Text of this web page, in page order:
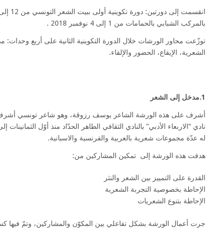
بالمركب الشبابي بالحمامات من 1 إلى 4 نوفمبر 2018 .
توزّعت محاور الورشات خلال الدورة التكوينية الثانية على أربع
الشعرية، الإيقاع، الحضور والإلقاء.
1.مدخل إلى الشعر
أشرف على هذه الورشة الشاعر يوسف رزوقة، وهو شاعر تونسي
نادي “الاربعاء الأدبي” بالنادي الثقافي الطاهر الحدّاد منذ أوّل الثمانينات
له عدّة مجموعات شعرية بالعربية والفرنسية والاسبانية.
هدفت هذه الورشة إلى تمكين المشاركين من:
القدرة على التمييز بين الشعر والنثر
الإحاطة بخصوصية التجربة الشعرية
الإحاطة بتنوع الشعريات
جرت أعمال الورشة بشكل تفاعلي بين المكوّن والمشاركين، وتمّ فيها